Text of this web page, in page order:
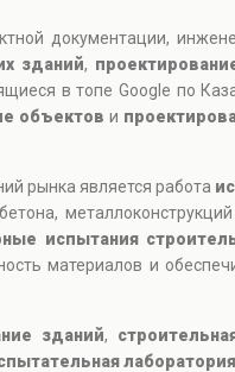
документации,
зданий,
в топе Google по
объектов и
рынка является работа
испытания
материалов и
зданий,